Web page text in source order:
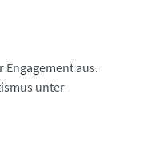
aus.
unter